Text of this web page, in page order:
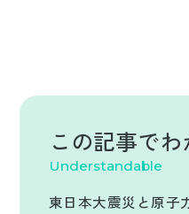
お問い合わせ
この記事でわ
Understandable
東日本大震災と原子